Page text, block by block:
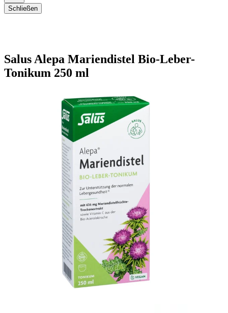
Schließen
Salus Alepa Mariendistel Bio-Leber-
Tonikum 250 ml